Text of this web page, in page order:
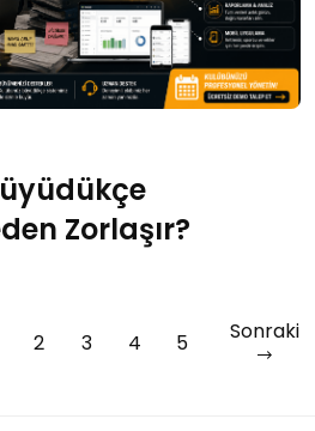
Zorlaşır?
2 3 4 5 Sonraki